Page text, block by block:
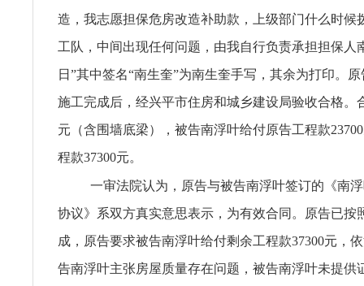
造，我志愿担保危房改造补助款，上级部门什么时候
工队，中间出现任何问题，由我自行负责承担担保人
日”其中签名“南生奎”为南生奎手写，其余为打印。
施工完成后，经兴平市住房和城乡建设局验收合格。
元（含围墙底梁），被告南浮叶给付原告工程款
程款37300元。
一审法院认为，原告与被告南浮叶签订的《南
协议》系双方真实意思表示，为有效合同。原告已按
成，原告要求被告南浮叶给付剩余工程款37300元，
告南浮叶主张房屋质量存在问题，被告南浮叶未提供